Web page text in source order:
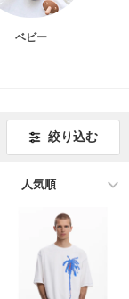
ベビー
絞り込む